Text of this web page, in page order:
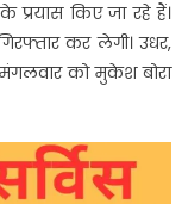
प्रयास किए जा रहे हैं।
कर लेगी। उधर,
को मुकेश बोरा